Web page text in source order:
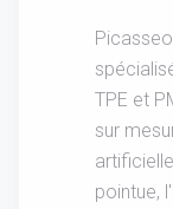
TPE et
sur
pointue,